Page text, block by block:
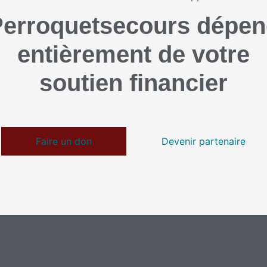
entièrement de votre
soutien financier
Faire un don Devenir partenaire